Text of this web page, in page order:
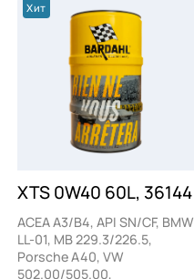
Хит
XTS 0W40 60L, 36144
ACEA A3/B4, API SN/CF, BMW
LL-01, MB 229.3/226.5,
Porsche A40, VW
502.00/505.00,